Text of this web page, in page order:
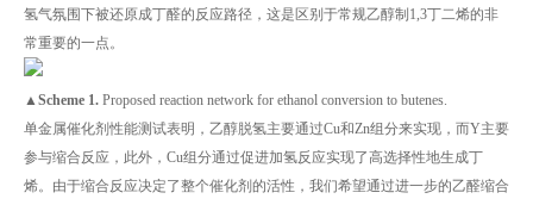
氢气氛围下被还原成丁醛的反应路径，这是区别于常规乙醇制1,3丁二烯的非
常重要的一点。
▲Scheme 1. Proposed reaction network for ethanol conversion to butenes.
单金属催化剂性能测试表明，乙醇脱氢主要通过Cu和Zn组分来实现，而Y主要
参与缩合反应，此外，Cu组分通过促进加氢反应实现了高选择性地生成丁
烯。由于缩合反应决定了整个催化剂的活性，我们希望通过进一步的乙醛缩合